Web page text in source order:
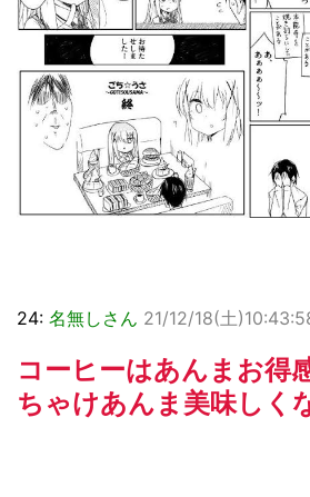
24: 名無しさん 21/12/18(土
コーヒーはあんまお得
ちゃけあんま美味しく